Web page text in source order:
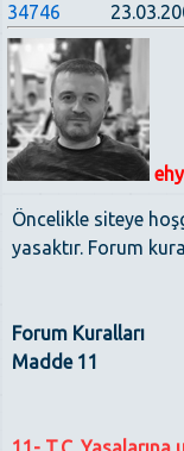
34746
Öncelikle siteye
yasaktır. Forum
Forum Kuralları
Madde 11